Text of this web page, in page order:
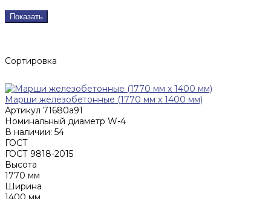
Показать
Сортировка
Марши железобетонные (1770 мм х 1400 мм)
Артикул 71680a91
Номинальный диаметр W-4
В наличии: 54
ГОСТ
ГОСТ 9818-2015
Высота
1770 мм
Ширина